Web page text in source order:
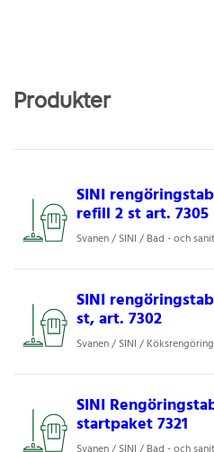
Produkter
SINI
refill 2 st art. 7305
Svanen / SINI / Bad - och
SINI
st, art. 7302
Svanen / SINI /
SINI
startpaket 7321